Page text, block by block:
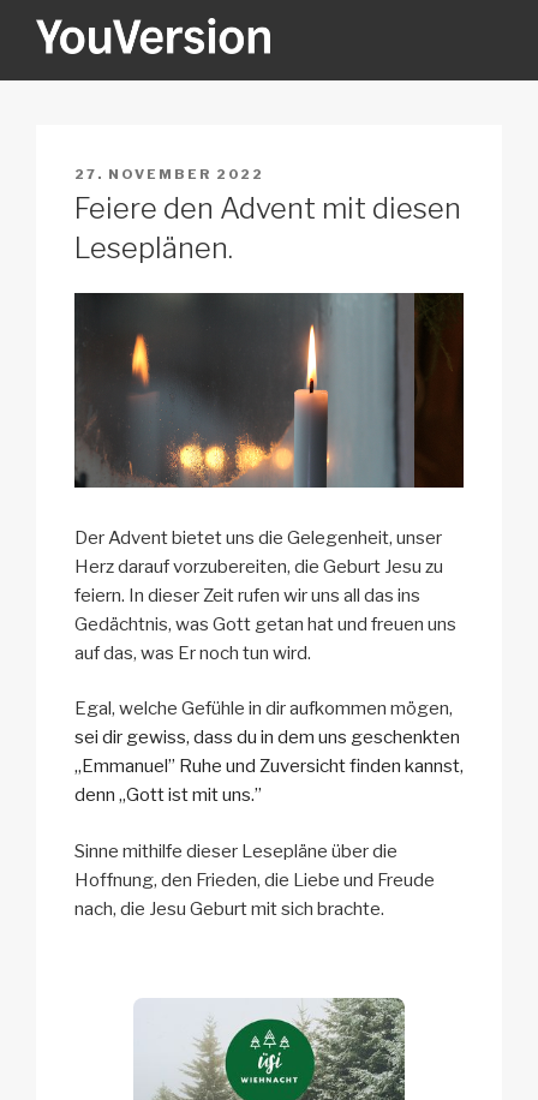
Inhalt
YOUVERSION
VERÖFFENTLICHT
AM
27. NOVEMBER 2022
Feiere den Advent mit diesen
Leseplänen.
Der Advent bietet uns die Gelegenheit, unser
Herz darauf vorzubereiten, die Geburt Jesu zu
feiern. In dieser Zeit rufen wir uns all das ins
Gedächtnis, was Gott getan hat und freuen uns
auf das, was Er noch tun wird.
Egal, welche Gefühle in dir aufkommen mögen,
sei dir gewiss, dass du in dem uns geschenkten
„Emmanuel” Ruhe und Zuversicht finden kannst,
denn „Gott ist mit uns.”
Sinne mithilfe dieser Lesepläne über die
Hoffnung, den Frieden, die Liebe und Freude
nach, die Jesu Geburt mit sich brachte.